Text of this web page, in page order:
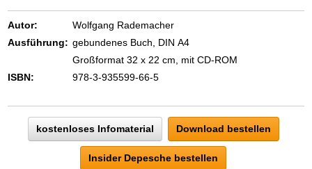
Autor:
Wolfgang Rademacher
Ausführung: gebundenes Buch, DIN A4
Großformat 32 x 22 cm, mit CD-ROM
ISBN:
978-3-935599-66-5
kostenloses Infomaterial Download bestellen
Insider Depesche bestellen